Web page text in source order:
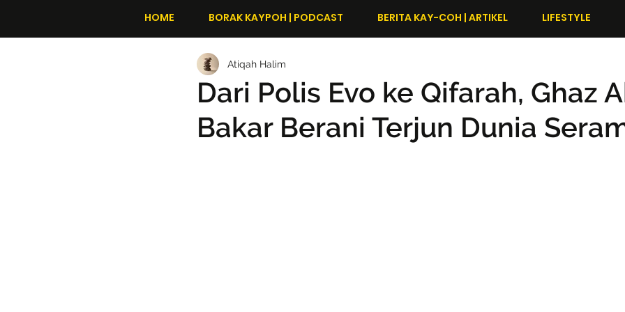
HOME BORAK KAYPOH | PODCAST BERITA KAY-COH | ARTIKEL LIFESTYLE
Dari Polis Evo ke Qifarah, Ghaz
Bakar Berani Terjun Dunia
Atiqah Halim